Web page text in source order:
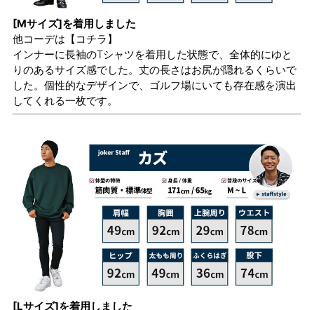
[Mサイズ]を着用しました
他コーデは 【コチラ】
インナーに長袖のTシャツを着用した状態で、全体的にゆと
りのあるサイズ感でした。丈の長さはお尻が隠れるくらいで
した。個性的なデザインで、ゴルフ場にいても存在感を演出
してくれる一枚です。
[Lサイズ]を着用しました